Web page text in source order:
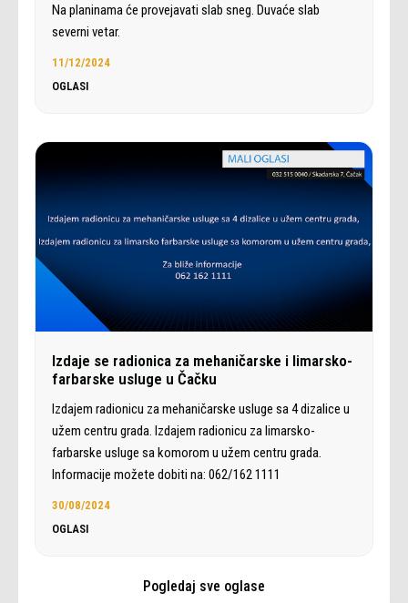
Na planinama će provejavati slab sneg. Duvaće slab
severni vetar.
11/12/2024
OGLASI
Izdaje se radionica za mehaničarske i limarsko-
farbarske usluge u Čačku
Izdajem radionicu za mehaničarske usluge sa 4 dizalice u
užem centru grada. Izdajem radionicu za limarsko-
farbarske usluge sa komorom u užem centru grada.
Informacije možete dobiti na: 062/162 1111
30/08/2024
OGLASI
Pogledaj sve oglase